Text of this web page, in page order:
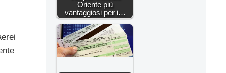
Oriente più
vantaggiosi per i…